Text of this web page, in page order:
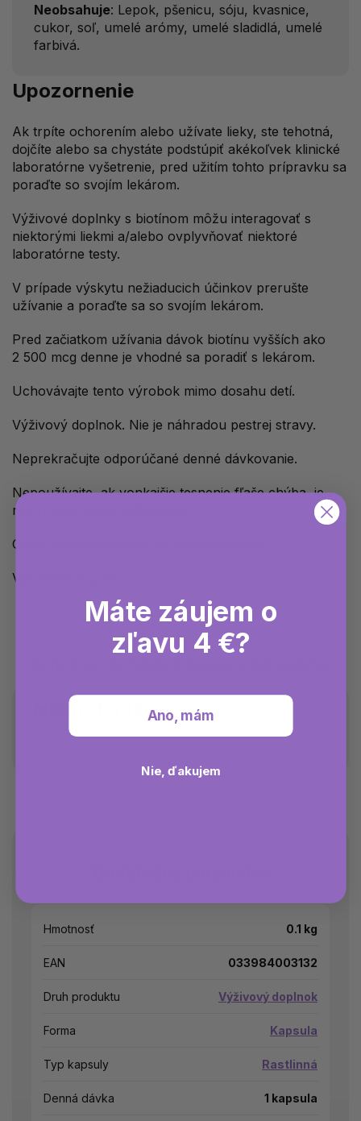
Neobsahuje: Lepok, pšenicu, sóju, kvasnice,
cukor, soľ, umelé arómy, umelé sladidlá, umelé
farbivá.
Upozornenie
Ak trpíte ochorením alebo užívate lieky, ste tehotná,
dojčíte alebo sa chystáte podstúpiť akékoľvek klinické
laboratórne vyšetrenie, pred užitím tohto prípravku sa
poraďte so svojím lekárom.
Výživové doplnky s biotínom môžu interagovať s
niektorými liekmi a/alebo ovplyvňovať niektoré
laboratórne testy.
V prípade výskytu nežiaducich účinkov prerušte
užívanie a poraďte sa so svojím lekárom.
Pred začiatkom užívania dávok biotínu vyšších ako
2 500 mcg denne je vhodné sa poradiť s lekárom.
Uchovávajte tento výrobok mimo dosahu detí.
Výživový doplnok. Nie je náhradou pestrej stravy.
Neprekračujte odporúčané denné dávkovanie.
Nepoužívajte, ak vonkajšie tesnenie fľaše chýba, je
roztrhnuté alebo poškodené.
Odporúčané skladovať pri izbovej teplote.
Vyrobené v USA.
Hodnotenie
Hmotnosť 0.1 kg
EAN 033984003132
Druh produktu Výživový doplnok
Forma Kapsula
Typ kapsuly Rastlinná
Denná dávka 1 kapsula
Máte záujem o
zľavu 4 €?
Ano, mám
Nie, ďakujem